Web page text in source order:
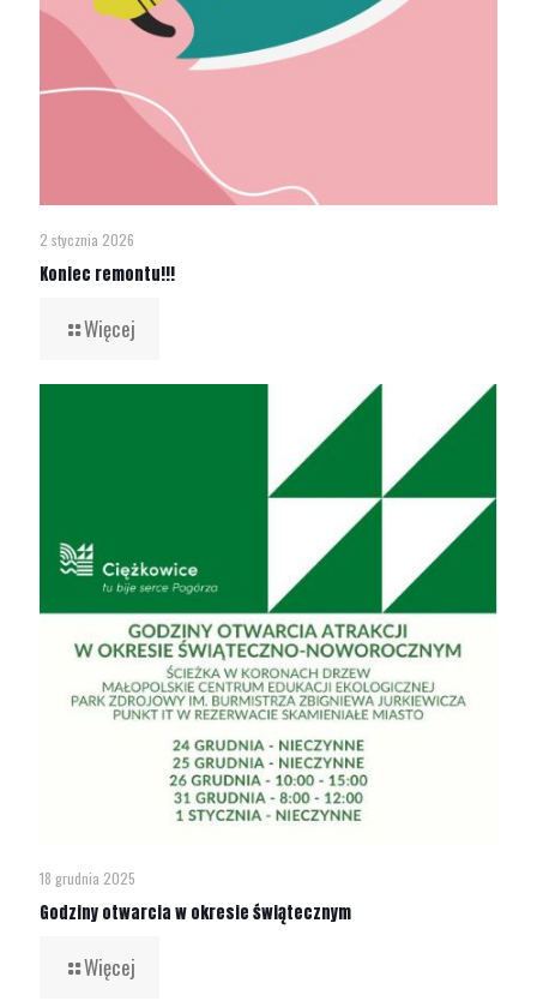
2 stycznia 2026
Koniec remontu!!!
Więcej
18 grudnia 2025
Godziny otwarcia w okresie świątecznym
Więcej